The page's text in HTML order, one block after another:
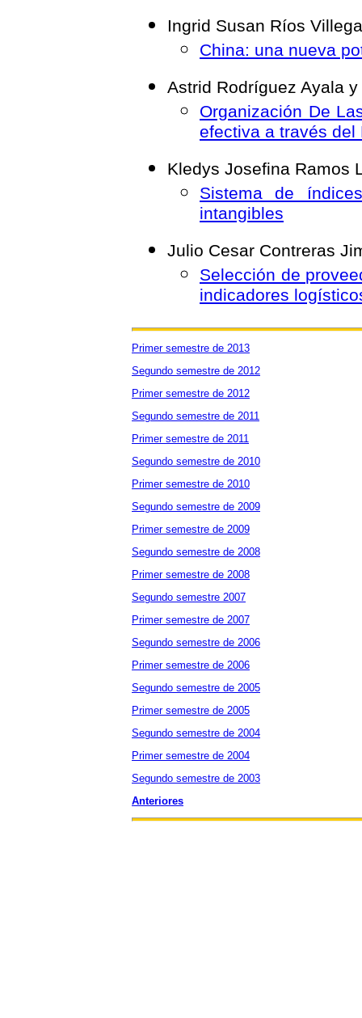
Ingrid Susan Ríos
China: una nueva
Astrid Rodríguez Ayala
Organización De
efectiva a través del
Kledys Josefina Ramos
Sistema de
intangibles
Julio Cesar Contreras
Selección de
indicadores
Primer semestre de 2013
Segundo semestre de 2012
Primer semestre de 2012
Segundo semestre de 2011
Primer semestre de 2011
Segundo semestre de 2010
Primer semestre de 2010
Segundo semestre de 2009
Primer semestre de 2009
Segundo semestre de 2008
Primer semestre de 2008
Segundo semestre 2007
Primer semestre de 2007
Segundo semestre de 2006
Primer semestre de 2006
Segundo semestre de 2005
Primer semestre de 2005
Segundo semestre de 2004
Primer semestre de 2004
Segundo semestre de 2003
Anteriores